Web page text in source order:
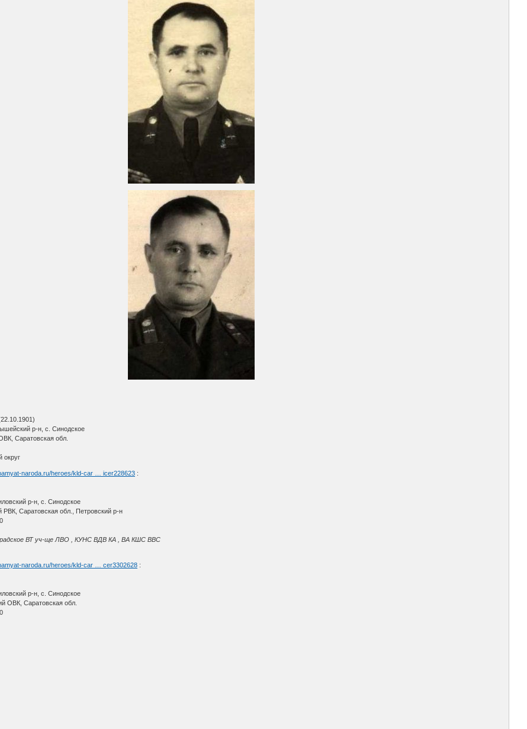
р-н, с. Синодское
Саратовская обл.
округ
naroda.ru/heroes/kld-car … icer228623 :
р-н, с. Синодское
Саратовская обл., Петровский р-н
ВТ уч-ще ЛВО , КУНС ВДВ КА , ВА КШС ВВС
naroda.ru/heroes/kld-car … cer3302628 :
р-н, с. Синодское
ОВК, Саратовская обл.